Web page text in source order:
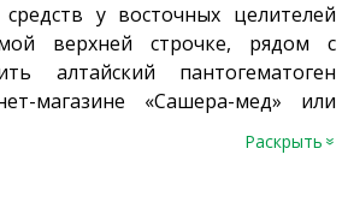
у восточных целителей
верхней строчке, рядом с
алтайский пантогематоген
магазине «Сашера-мед» или
Раскрыть»